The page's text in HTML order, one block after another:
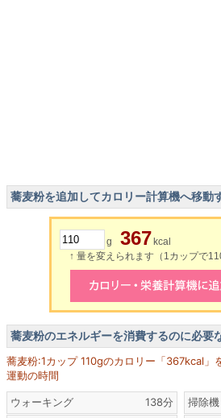
蕎麦粉を追加してカロリー計算機へ移動
g 367 kcal
↑ 量を変えられます（1カップで
蕎麦粉のエネルギーを消費するのに必要
蕎麦粉:1カップ 110gのカロリー「367kcal」
運動の時間
ウォーキング 138分 掃除機